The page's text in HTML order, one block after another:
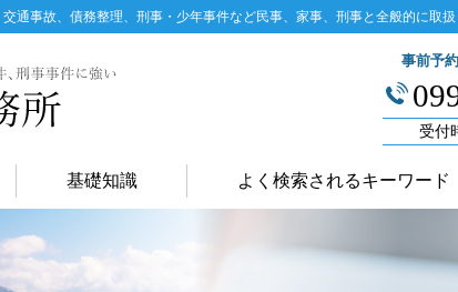
通事故、債務整理、刑事・少年事件など民事、家事、刑事と全般的に取扱
事前予
受付
基礎知識 よく検索されるキーワード